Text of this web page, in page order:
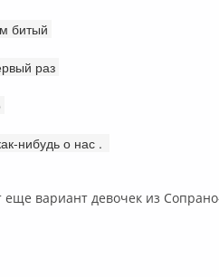
битый
раз
нибудь о нас .
еще вариант девочек из